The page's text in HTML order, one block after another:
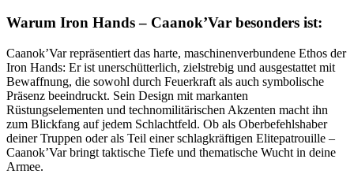
Warum Iron Hands – Caanok’Var besonders ist:
Caanok’Var repräsentiert das harte, maschinenverbundene Ethos der
Iron Hands: Er ist unerschütterlich, zielstrebig und ausgestattet mit
Bewaffnung, die sowohl durch Feuerkraft als auch symbolische
Präsenz beeindruckt. Sein Design mit markanten
Rüstungselementen und technomilitärischen Akzenten macht ihn
zum Blickfang auf jedem Schlachtfeld. Ob als Oberbefehlshaber
deiner Truppen oder als Teil einer schlagkräftigen Elitepatrouille –
Caanok’Var bringt taktische Tiefe und thematische Wucht in deine
Armee.